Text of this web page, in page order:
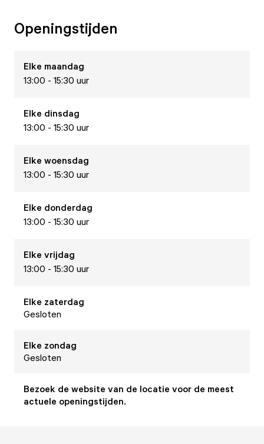
Openingstijden
Elke maandag
13:00 - 15:30 uur
Elke dinsdag
13:00 - 15:30 uur
Elke woensdag
13:00 - 15:30 uur
Elke donderdag
13:00 - 15:30 uur
Elke vrijdag
13:00 - 15:30 uur
Elke zaterdag
Gesloten
Elke zondag
Gesloten
Bezoek de website van de locatie voor de meest
actuele openingstijden.